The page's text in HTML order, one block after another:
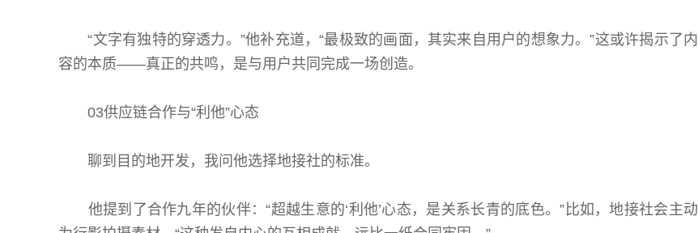
“文字有独特的穿透力。”他补充道，“最极致的画面，其实来自用户的想象力。”这或许揭示了内
容的本质——真正的共鸣，是与用户共同完成一场创造。
03供应链合作与“利他”心态
聊到目的地开发，我问他选择地接社的标准。
他提到了合作九年的伙伴：“超越生意的‘利他’心态，是关系长青的底色。”比如，地接社会主动